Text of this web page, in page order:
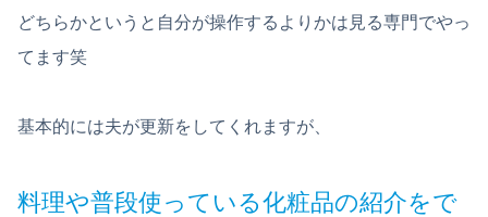
どちらかというと自分が操作するよりかは見る専門でやっ
てます笑
基本的には夫が更新をしてくれますが、
料理や普段使っている化粧品の紹介をで